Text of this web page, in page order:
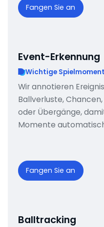
Fangen Sie an
Event-Erkennung
Wichtige
Wir annotieren
Ballverluste,
oder Übergänge,
Momente
Fangen Sie an
Balltracking